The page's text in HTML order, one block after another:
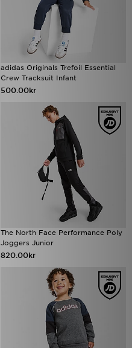
adidas Originals Trefoil Essential
Crew Tracksuit Infant
500.00kr
The North Face Performance Poly
Joggers Junior
820.00kr